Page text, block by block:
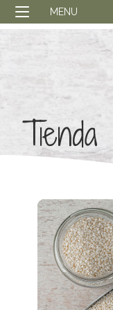
MENU
Tienda